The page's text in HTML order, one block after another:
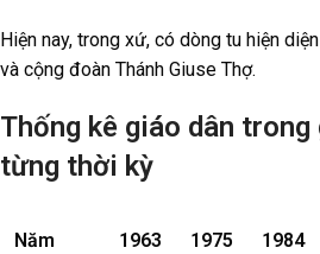
Hiện nay, trong xứ, có dòng tu hiện
và cộng đoàn Thánh Giuse Thợ.
Thống kê giáo dân
từng thời kỳ
Năm 1963 1975 1984